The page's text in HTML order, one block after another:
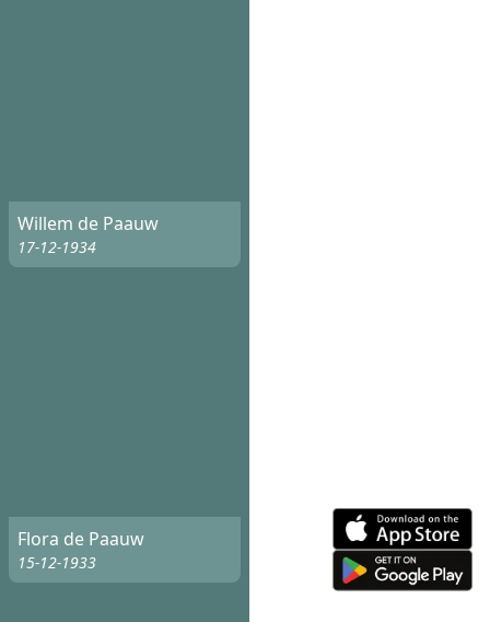
Willem de Paauw
17-12-1934
Flora de Paauw
15-12-1933